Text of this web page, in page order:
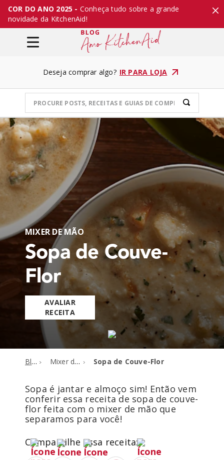
COR DO ANO 2025 - Conheça tudo sobre a grande
novidade da KitchenAid!
Deseja comprar algo? IR PARA LOJA
MIXER DE MÃO
Sopa de Couve-
Flor
AVALIAR
RECEITA
Blog Mixer de mão Sopa de Couve-Flor
Sopa é jantar e almoço sim! Então vem
conferir essa receita de sopa de couve-
flor feita com o mixer de mão que
separamos para você!
Compartilhe essa receita: